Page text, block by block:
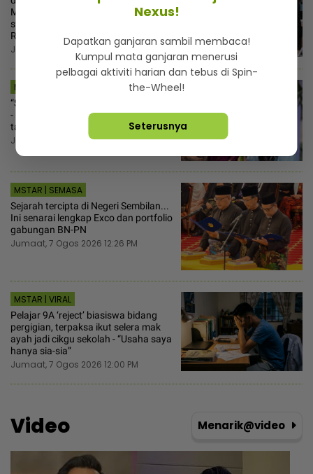
Mahkamah Perusahaan arah
syarikat bayar pampasan lebih
RM66,850
Jumaat, 7 Ogos 2026 12:30 PM
MSTAR | HIBURAN
“Saya bukan ibu... versi beliau ikonik“
- Mila Mohsin tak berniat ganti Tiara,
tampil cara sendiri
Jumaat, 7 Ogos 2026 12:30 PM
MSTAR | SEMASA
Sejarah tercipta di Negeri Sembilan...
Ini senarai lengkap Exco dan portfolio
gabungan BN-PN
Jumaat, 7 Ogos 2026 12:26 PM
MSTAR | VIRAL
Pelajar 9A ‘reject’ biasiswa bidang
pergigian, terpaksa ikut selera mak
ayah jadi cikgu sekolah - “Usaha saya
hanya sia-sia”
Jumaat, 7 Ogos 2026 12:00 PM
Video Menarik@video
Nexus!
Dapatkan ganjaran sambil membaca!
Kumpul mata ganjaran menerusi
pelbagai aktiviti harian dan tebus di Spin-
the-Wheel!
Seterusnya